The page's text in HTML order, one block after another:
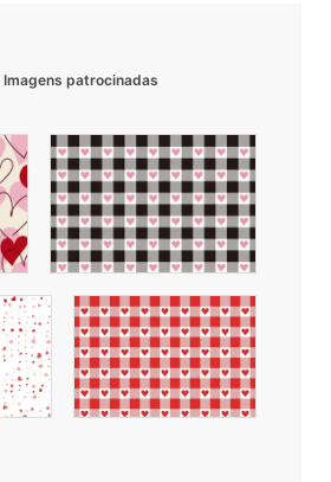
Imagens patrocinadas